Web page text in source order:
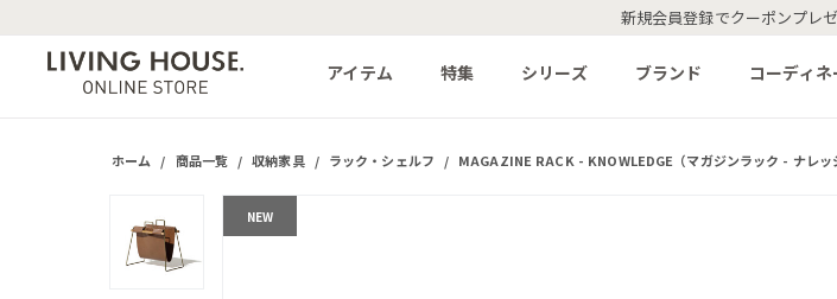
新規会員登録でクーポンプレ
アイテム 特集 シリーズ ブランド コーディネ
ホーム / 商品一覧 / 収納家具 / ラック・シェルフ / MAGAZINE RACK - KNOWLEDGE（マガジンラック - ナレッ
NEW